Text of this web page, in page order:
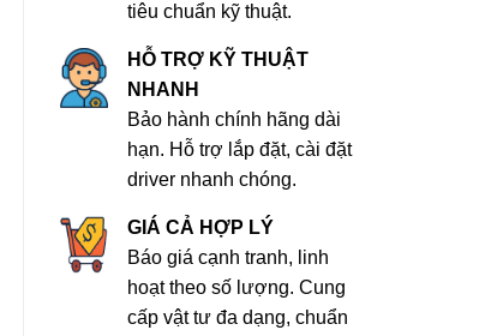
tiêu chuẩn kỹ thuật.
HỖ TRỢ KỸ THUẬT
NHANH
Bảo hành chính hãng dài
hạn. Hỗ trợ lắp đặt, cài đặt
driver nhanh chóng.
GIÁ CẢ HỢP LÝ
Báo giá cạnh tranh, linh
hoạt theo số lượng. Cung
cấp vật tư đa dạng, chuẩn